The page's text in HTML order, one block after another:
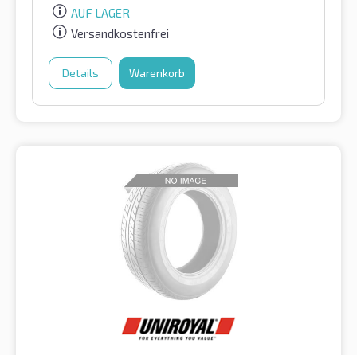
AUF LAGER
Versandkostenfrei
Details Warenkorb